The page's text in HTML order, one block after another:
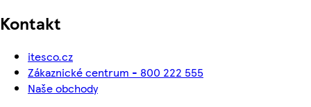
Kontakt
itesco.cz
Zákaznické centrum - 800 222 555
Naše obchody